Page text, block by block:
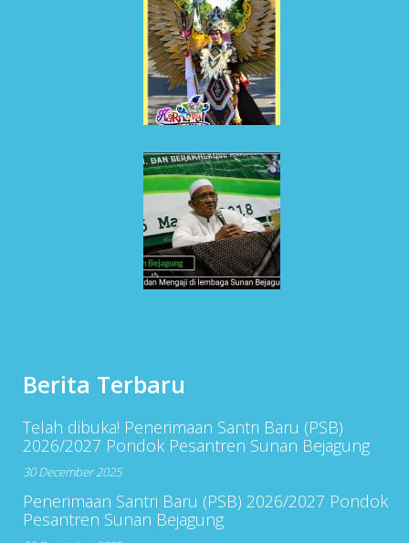
Berita Terbaru
Telah dibuka! Penerimaan Santri Baru (PSB)
2026/2027 Pondok Pesantren Sunan Bejagung
30 December 2025
Penerimaan Santri Baru (PSB) 2026/2027 Pondok
Pesantren Sunan Bejagung